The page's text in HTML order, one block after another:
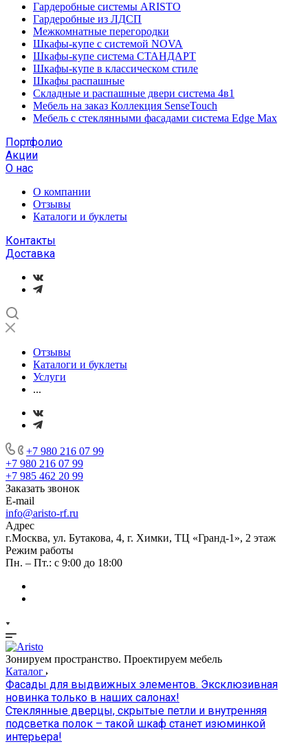
Гардеробные системы ARISTO
Гардеробные из ЛДСП
Межкомнатные перегородки
Шкафы-купе с системой NOVA
Шкафы-купе система СТАНДАРТ
Шкафы-купе в классическом стиле
Шкафы распашные
Складные и распашные двери система 4в1
Мебель на заказ Коллекция SenseTouch
Мебель с стеклянными фасадами система Edge Max
Портфолио
Акции
О нас
О компании
Отзывы
Каталоги и буклеты
Контакты
Доставка
Отзывы
Каталоги и буклеты
Услуги
...
+7 980 216 07 99
+7 980 216 07 99
+7 985 462 20 99
Заказать звонок
E-mail
info@aristo-rf.ru
Адрес
г.Москва, ул. Бутакова, 4, г. Химки, ТЦ «Гранд-1», 2 этаж
Режим работы
Пн. – Пт.: с 9:00 до 18:00
Зонируем пространство. Проектируем мебель
Каталог
Фасады для выдвижных элементов. Эксклюзивная
новинка только в наших салонах!
Стеклянные дверцы, скрытые петли и внутренняя
подсветка полок – такой шкаф станет изюминкой
интерьера!